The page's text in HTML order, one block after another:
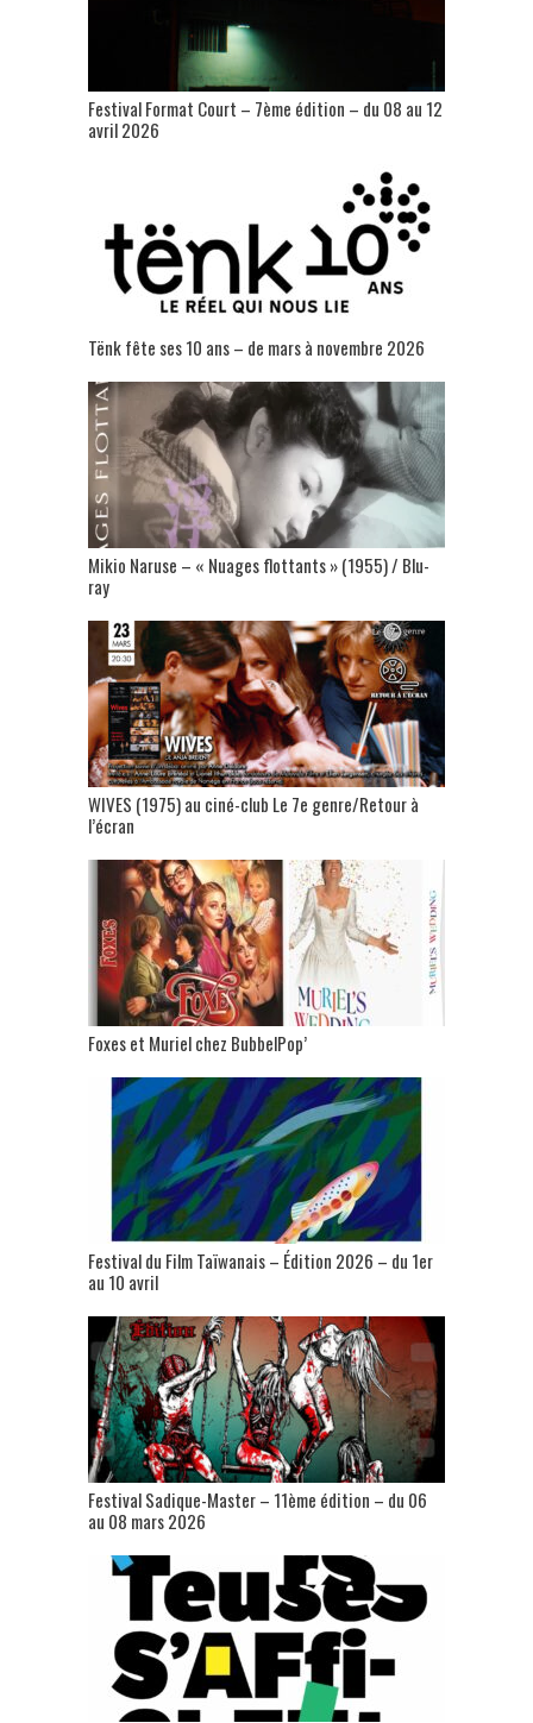
Festival Format Court – 7ème édition – du 08 au 12
avril 2026
Tënk fête ses 10 ans – de mars à novembre 2026
Mikio Naruse – « Nuages flottants » (1955) / Blu-
ray
WIVES (1975) au ciné-club Le 7e genre/Retour à
l’écran
Foxes et Muriel chez BubbelPop’
Festival du Film Taïwanais – Édition 2026 – du 1er
au 10 avril
Festival Sadique-Master – 11ème édition – du 06
au 08 mars 2026